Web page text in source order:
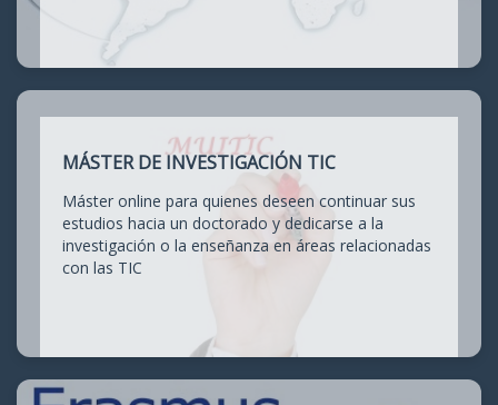
MÁSTER DE INVESTIGACIÓN TIC
Máster online para quienes deseen continuar sus
estudios hacia un doctorado y dedicarse a la
investigación o la enseñanza en áreas relacionadas
con las TIC